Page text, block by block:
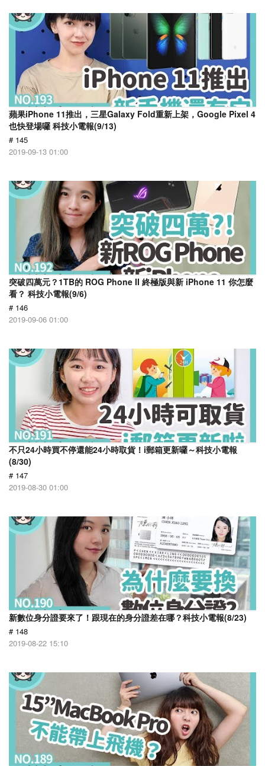
蘋果iPhone 11推出，三星Galaxy Fold重新上架，Google Pixel 4
也快登場囉 科技小電報(9/13)
# 145
2019-09-13 01:00
突破四萬元？1TB的 ROG Phone II 終極版與新 iPhone 11 你怎麼
看？ 科技小電報(9/6)
# 146
2019-09-06 01:00
不只24小時買不停還能24小時取貨！i郵箱更新囉～科技小電報
(8/30)
# 147
2019-08-30 01:00
新數位身分證要來了！跟現在的身分證差在哪？科技小電報(8/23)
# 148
2019-08-22 15:10